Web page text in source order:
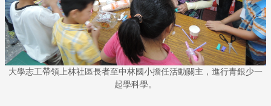
大學志工帶領上林社區長者至中林國小擔任活動關主，進行青銀少一
起學科學。